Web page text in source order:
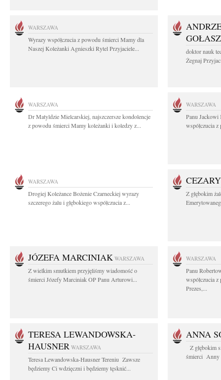
WARSZAWA
Wyrazy współczucia z powodu śmierci Mamy dla
Naszej Koleżanki Agnieszki Rytel Przyjaciele...
doktor nauk
Żegnaj
WARSZAWA
Dr Matyldzie Mielcarskiej, najszczersze kondolencje
z powodu śmierci Mamy koleżanki i koledzy z...
WARSZAWA
Panu Jackowi
współczucia
WARSZAWA
Drogiej Koleżance Bożenie Czarneckiej wyrazy
szczerego żalu i głębokiego współczucia z...
Z głębokim
JÓZEFA MARCINIAK WARSZAWA
Z wielkim smutkiem przyjęliśmy wiadomość o
śmierci Józefy Marciniak OP Panu Arturowi...
WARSZAWA
Panu
współczucia
Prezes,...
TERESA LEWANDOWSKA-
HAUSNER WARSZAWA
Teresa Lewandowska-Hausner Tereniu Zawsze
będziemy Ci wdzięczni i będziemy tęsknić...
ANNA
Z głębokim
śmierci Anny